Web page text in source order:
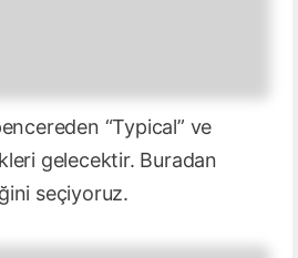
“Typical” ve
gelecektir. Buradan
seçiyoruz.